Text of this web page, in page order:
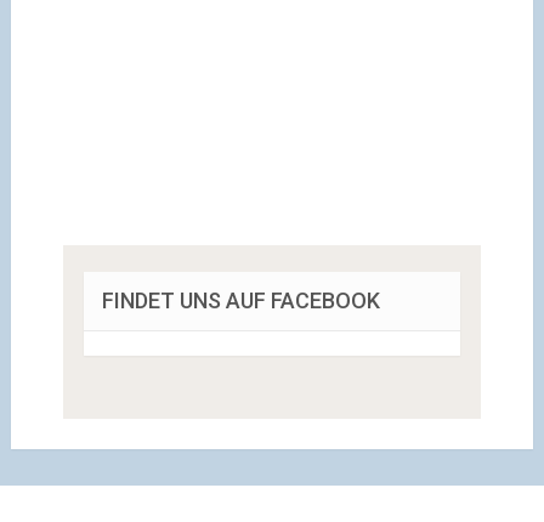
FINDET UNS AUF FACEBOOK